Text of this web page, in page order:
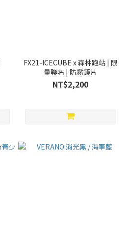
FX21-ICECUBE x 森林跑站 | 限
量聯名 | 防霧鏡片
NT$2,200